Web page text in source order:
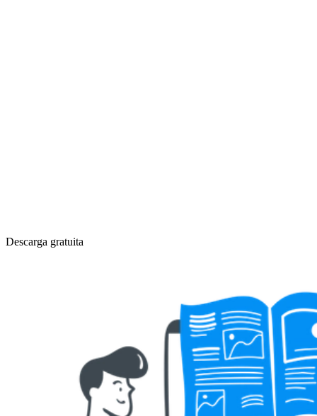
Descarga gratuita